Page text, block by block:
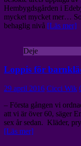
Hembygdsgården i
mycket mycket mer…
behaglig nivå [Läs mer]
Deje
Loppis för
29 april 2016 Cicci Wik
– Första gången vi
att vi är över 60, säger
sex år sedan. Kläder,
[Läs mer]